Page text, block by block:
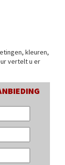
kleuren,
vertelt u er